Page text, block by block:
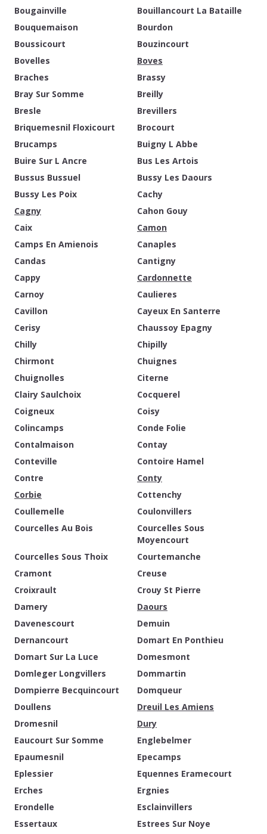
Bougainville
Bouillancourt La Bataille
Bouquemaison
Bourdon
Boussicourt
Bouzincourt
Bovelles
Boves
Braches
Brassy
Bray Sur Somme
Breilly
Bresle
Brevillers
Briquemesnil Floxicourt
Brocourt
Brucamps
Buigny L Abbe
Buire Sur L Ancre
Bus Les Artois
Bussus Bussuel
Bussy Les Daours
Bussy Les Poix
Cachy
Cagny
Cahon Gouy
Caix
Camon
Camps En Amienois
Canaples
Candas
Cantigny
Cappy
Cardonnette
Carnoy
Caulieres
Cavillon
Cayeux En Santerre
Cerisy
Chaussoy Epagny
Chilly
Chipilly
Chirmont
Chuignes
Chuignolles
Citerne
Clairy Saulchoix
Cocquerel
Coigneux
Coisy
Colincamps
Conde Folie
Contalmaison
Contay
Conteville
Contoire Hamel
Contre
Conty
Corbie
Cottenchy
Coullemelle
Coulonvillers
Courcelles Au Bois
Courcelles Sous
Moyencourt
Courcelles Sous Thoix
Courtemanche
Cramont
Creuse
Croixrault
Crouy St Pierre
Damery
Daours
Davenescourt
Demuin
Dernancourt
Domart En Ponthieu
Domart Sur La Luce
Domesmont
Domleger Longvillers
Dommartin
Dompierre Becquincourt
Domqueur
Doullens
Dreuil Les Amiens
Dromesnil
Dury
Eaucourt Sur Somme
Englebelmer
Epaumesnil
Epecamps
Eplessier
Equennes Eramecourt
Erches
Ergnies
Erondelle
Esclainvillers
Essertaux
Estrees Sur Noye